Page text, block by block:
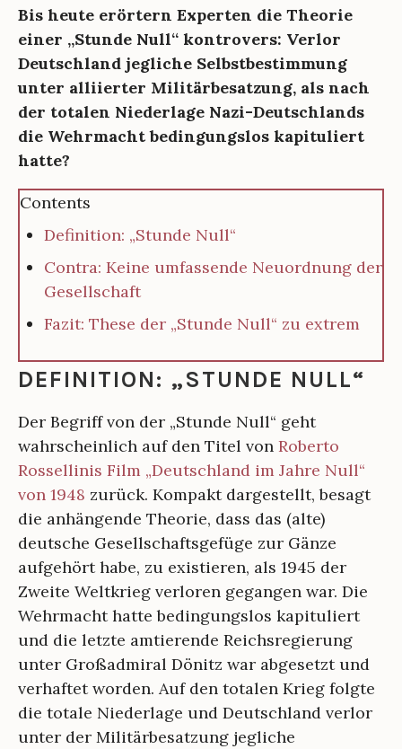
Bis heute erörtern Experten die Theorie
einer „Stunde Null“ kontrovers: Verlor
Deutschland jegliche Selbstbestimmung
unter alliierter Militärbesatzung, als nach
der totalen Niederlage Nazi-Deutschlands
die Wehrmacht bedingungslos kapituliert
hatte?
Contents
Definition: „Stunde Null“
Contra: Keine umfassende Neuordnung der
Gesellschaft
Fazit: These der „Stunde Null“ zu extrem
DEFINITION: „STUNDE NULL“
Der Begriff von der „Stunde Null“ geht
wahrscheinlich auf den Titel von Roberto
Rossellinis Film „Deutschland im Jahre Null“
von 1948 zurück. Kompakt dargestellt, besagt
die anhängende Theorie, dass das (alte)
deutsche Gesellschaftsgefüge zur Gänze
aufgehört habe, zu existieren, als 1945 der
Zweite Weltkrieg verloren gegangen war. Die
Wehrmacht hatte bedingungslos kapituliert
und die letzte amtierende Reichsregierung
unter Großadmiral Dönitz war abgesetzt und
verhaftet worden. Auf den totalen Krieg folgte
die totale Niederlage und Deutschland verlor
unter der Militärbesatzung jegliche